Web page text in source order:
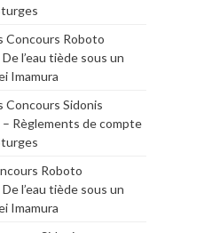
Concours Roboto
l’eau tiède sous un
Imamura
Concours Sidonis
Règlements de compte
Roboto
l’eau tiède sous un
Imamura